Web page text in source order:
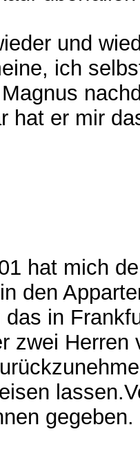
und
ich
hat er mir
hat mich
den
in
zwei Herren
gegeben.